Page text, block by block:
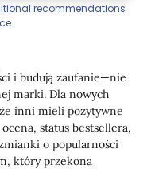
recommendations
i budują zaufanie—nie
marki. Dla nowych
inni mieli pozytywne
status bestsellera,
o popularności
który przekona